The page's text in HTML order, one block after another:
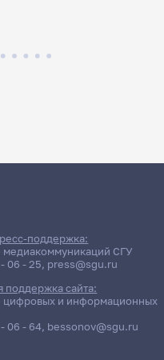
поддержка:
медиакоммуникаций СГУ
06 - 25, press@sgu.ru
поддержка сайта:
цифровых и информационных
06 - 64, bessonov@sgu.ru